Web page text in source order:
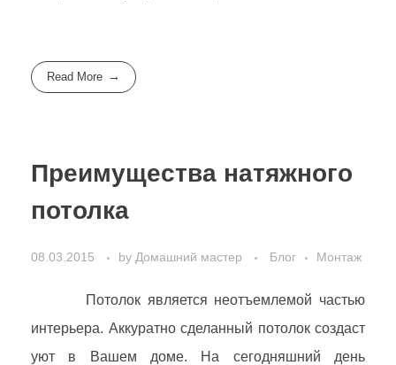
Read More
Преимущества натяжного
потолка
08.03.2015 by Домашний мастер Блог Монтаж
Потолок является неотъемлемой частью
интерьера. Аккуратно сделанный потолок создаст
уют в Вашем доме. На сегодняшний день